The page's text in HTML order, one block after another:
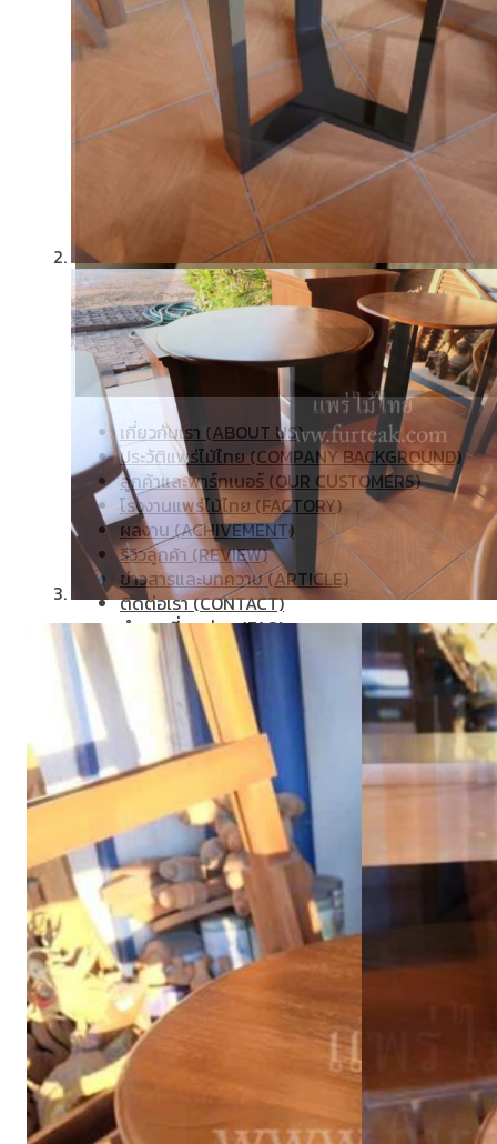
เกี่ยวกับเรา (ABOUT US)
ประวัติแพร่ไม้ไทย (COMPANY BACKGROUND)
ลูกค้าและพาร์ทเนอร์ (OUR CUSTOMERS)
โรงงานแพร่ไม้ไทย (FACTORY)
ผลงาน (ACHIVEMENT)
รีวิวลูกค้า (REVIEW)
ข่าวสารและบทความ (ARTICLE)
ติดต่อเรา (CONTACT)
คำถามที่พบบ่อย (FAQ)
English
ไทย